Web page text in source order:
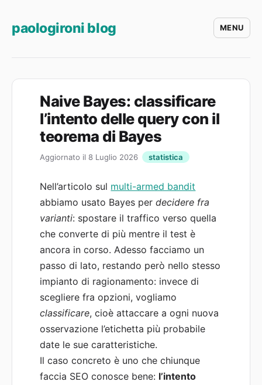
paologironi blog MENU
Naive Bayes: classificare
l’intento delle query con il
teorema di Bayes
Aggiornato il 8 Luglio 2026 statistica
Nell’articolo sul multi-armed bandit
abbiamo usato Bayes perdecidere fra
varianti: spostare il traffico verso quella
che converte di più mentre il test è
ancora in corso. Adesso facciamo un
passo di lato, restando però nello stesso
impianto di ragionamento: invece di
scegliere fra opzioni, vogliamo
classificare, cioè attaccare a ogni nuova
osservazione l’etichetta più probabile
date le sue caratteristiche.
Il caso concreto è uno che chiunque
faccia SEO conosce bene: l’intento